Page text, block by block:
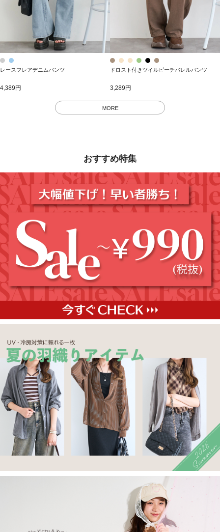
レースフレアデニムパンツ
4,389円
ドロスト付きツイルピーチバレルパンツ
3,289円
MORE
おすすめ特集